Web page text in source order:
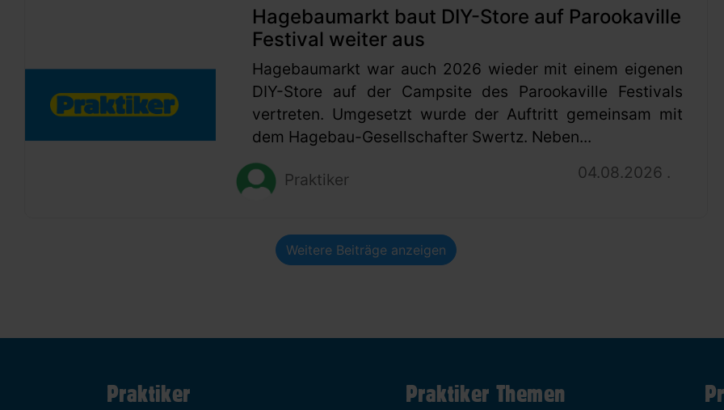
Hagebaumarkt baut DIY-Store auf Parookaville
Festival weiter aus
Hagebaumarkt war auch 2026 wieder mit einem eigenen
DIY-Store auf der Campsite des Parookaville Festivals
vertreten. Umgesetzt wurde der Auftritt gemeinsam mit
dem Hagebau-Gesellschafter Swertz. Neben...
Praktiker 04.08.2026 .
Weitere Beiträge anzeigen
Praktiker Praktiker Themen